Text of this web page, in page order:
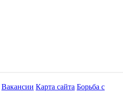
Вакансии Карта сайта Борьба с